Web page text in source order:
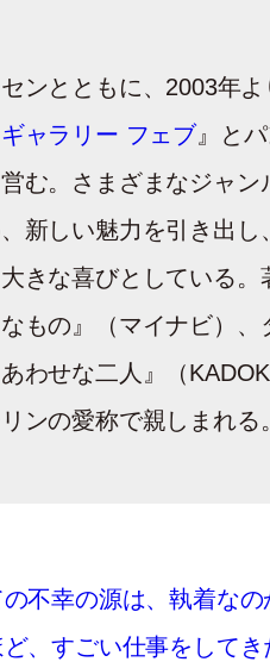
ンとともに、2003年
ギャラリー フェブ』と
営む。さまざまなジャン
新しい魅力を引き出し
きな喜びとしている。
もの』（マイナビ）、
わせな二人』（
ンの愛称で親しまれる。
不幸の源は、執着なの
、すごい仕事をしてき